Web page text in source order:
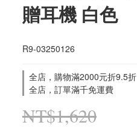
贈耳機 白色
R9-03250126
全店，購物滿2000元折9.5折
全店，訂單滿千免運費
NT$1,620